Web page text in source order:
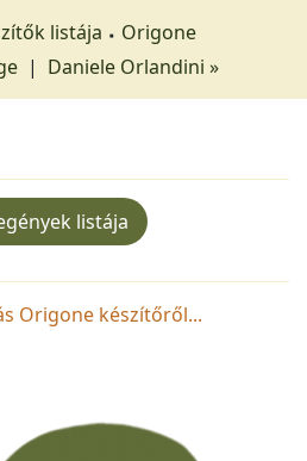
listája
Origone
| Daniele Orlandini »
listája
Origone készítőről...